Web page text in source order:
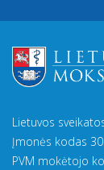
Lietuvos
Įmonės kodas
PVM mokėtojo